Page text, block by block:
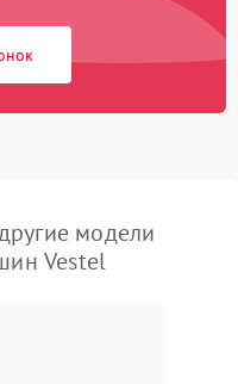
модели
Vestel